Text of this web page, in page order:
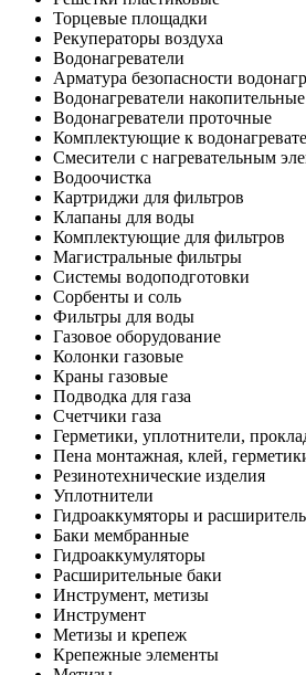
Торцевые площадки
Рекуператоры воздуха
Водонагреватели
Арматура безопасности
Водонагреватели накопительные
Водонагреватели проточные
Комплектующие к
Смесители с нагревательным
Водоочистка
Картриджи для фильтров
Клапаны для воды
Комплектующие для фильтров
Магистральные фильтры
Системы водоподготовки
Сорбенты и соль
Фильтры для воды
Газовое оборудование
Колонки газовые
Краны газовые
Подводка для газа
Счетчики газа
Герметики, уплотнители,
Пена монтажная, клей,
Резинотехнические изделия
Уплотнители
Гидроаккумяторы и
Баки мембранные
Гидроаккумуляторы
Расширительные баки
Инструмент, метизы
Инструмент
Метизы и крепеж
Крепежные элементы